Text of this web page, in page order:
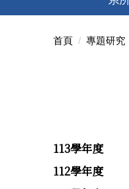
首頁 專題研究
113學年度
112學年度